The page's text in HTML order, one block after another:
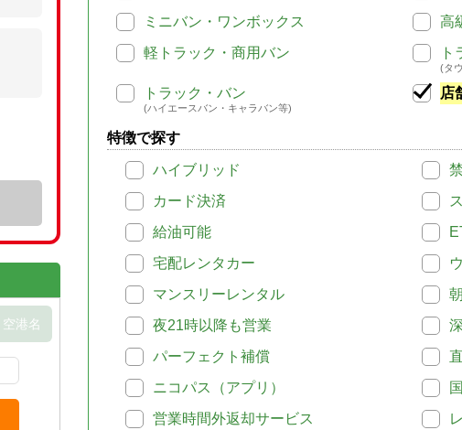
ミニバン・ワンボックス
高
軽トラック・商用バン
ト
(タ
トラック・バン
(ハイエースバン・キャラバン等)
店
特徴で探す
ハイブリッド
カード決済
給油可能
宅配レンタカー
マンスリーレンタル
夜21時以降も営業
パーフェクト補償
ニコパス（アプリ）
営業時間外返却サービス
空港名